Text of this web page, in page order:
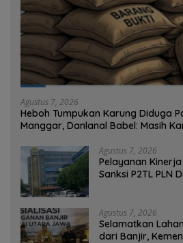
Agustus 7, 2026
Heboh Tumpukan Karung Diduga
Manggar, Danlanal Babel: Masih
Agustus 7, 2026
Pelayanan
Sanksi P2TL PLN
Agustus 7, 2026
Selamatkan
dari Banjir,